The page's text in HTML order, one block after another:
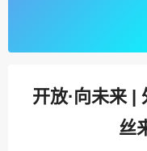
开放·向未来 |
丝